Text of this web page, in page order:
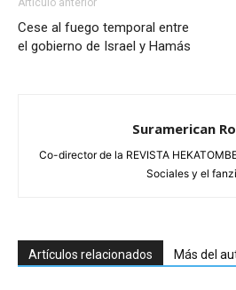
Cese al fuego temporal entre
el gobierno de Israel y Hamás
Suramerican
Co-director de la REVISTA
Sociales y el
Artículos relacionados Más del